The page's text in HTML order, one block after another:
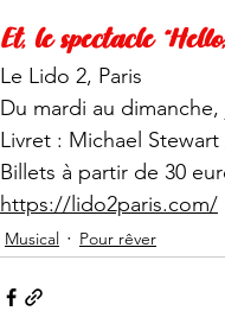
Et, le spectacle
Le Lido 2, Paris
Du mardi au dimanche,
Livret : Michael
Billets à partir de 30
https://lido2paris.com/
Musical Pour rêver